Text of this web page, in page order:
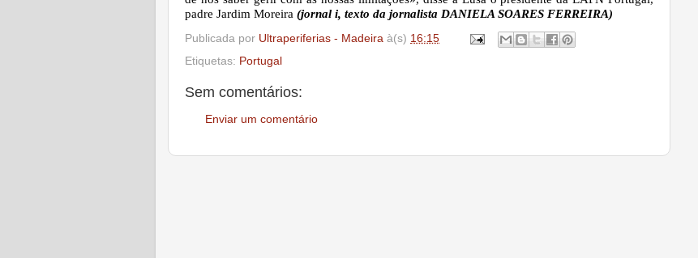
padre Jardim Moreira (jornal i, texto da jornalista DANIELA SOARES FERREIRA)
Publicada por Ultraperiferias - Madeira à(s) 16:15
Etiquetas: Portugal
Sem comentários:
Enviar um comentário